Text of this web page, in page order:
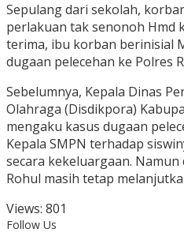
Sepulang dari sekolah,
perlakuan tak senonoh Hmd
terima, ibu korban berinisial
dugaan pelecehan ke Polres
Sebelumnya, Kepala Dinas
Olahraga (Disdikpora)
mengaku kasus dugaan
Kepala SMPN terhadap
secara kekeluargaan.
Rohul masih tetap
Views: 801
Follow Us